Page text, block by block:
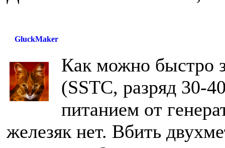
GluckMaker
Как можно быстро
(SSTC, разряд 30-
питанием от
железяк нет. Вбить